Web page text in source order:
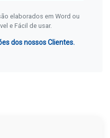
elaborados em Word ou
e Fácil de usar.
dos nossos Clientes.